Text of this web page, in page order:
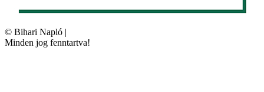
© Bihari Napló |
Minden jog fenntartva!